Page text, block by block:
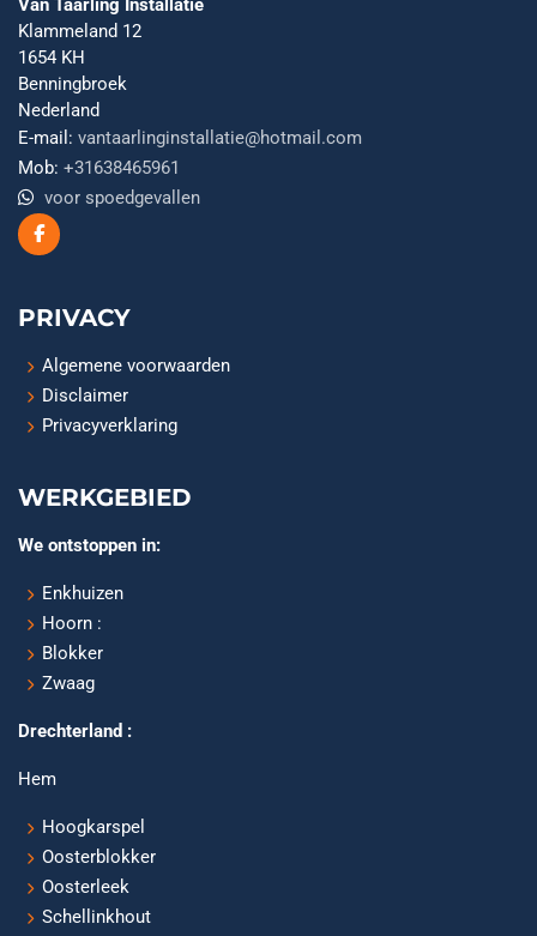
Van Taarling Installatie
Klammeland 12
1654 KH
Benningbroek
Nederland
E-mail: vantaarlinginstallatie@hotmail.com
Mob: +31638465961
voor spoedgevallen
PRIVACY
Algemene voorwaarden
Disclaimer
Privacyverklaring
WERKGEBIED
We ontstoppen in:
Enkhuizen
Hoorn :
Blokker
Zwaag
Drechterland :
Hem
Hoogkarspel
Oosterblokker
Oosterleek
Schellinkhout